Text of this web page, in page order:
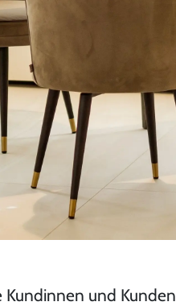
Kundinnen und Kunden